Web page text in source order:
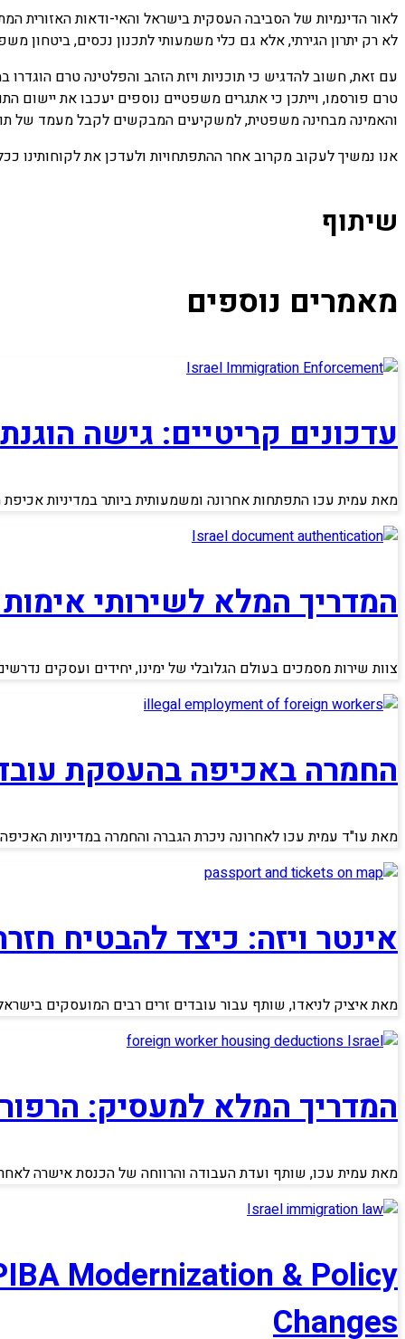
לאור הדינמיות של הסביבה העסקית בישראל והאי-ודאות
לא רק יתרון הגירתי, אלא גם כלי משמעותי לתכנון נכסים, ביטחון
עם זאת, חשוב להדגיש כי תוכניות ויזת הזהב והפלטינה טרם הוגדרו
והאמינה מבחינה משפטית, למשקיעים המבקשים לקבל מעמד של
אנו נמשיך לעקוב מקרוב אחר ההתפתחויות ולעדכן את לקוחותינו
שיתוף
מאמרים נוספים
עדכונים קריטיים: גישה
מאת עמית עכו התפתחות אחרונה ומשמעותית ביותר במדיניות אכיפת
המדריך המלא לשירותי
צוות שירות מסמכים בעולם הגלובלי של ימינו, יחידים ועסקים
החמרה באכיפה בהעסקת
מאת עו"ד עמית עכו לאחרונה ניכרת הגברה והחמרה במדיניות
אינטר ויזה: כיצד להבטיח
מאת איציק לניאדו, שותף עבור עובדים זרים רבים המועסקים
המדריך המלא למעסיק:
מאת עמית עכו, שותף ועדת העבודה והרווחה של הכנסת אישרה
Modernization & Policy
Changes